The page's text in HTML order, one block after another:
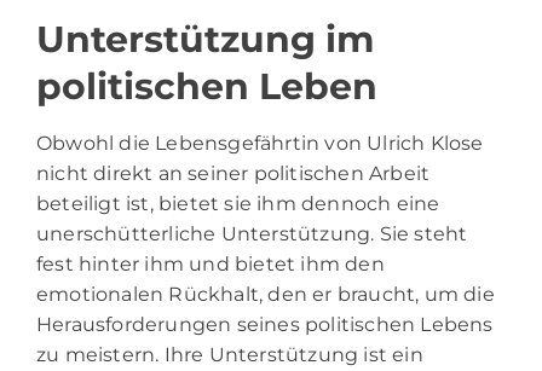
Unterstützung im
politischen Leben
Obwohl die Lebensgefährtin von Ulrich Klose
nicht direkt an seiner politischen Arbeit
beteiligt ist, bietet sie ihm dennoch eine
unerschütterliche Unterstützung. Sie steht
fest hinter ihm und bietet ihm den
emotionalen Rückhalt, den er braucht, um die
Herausforderungen seines politischen Lebens
zu meistern. Ihre Unterstützung ist ein